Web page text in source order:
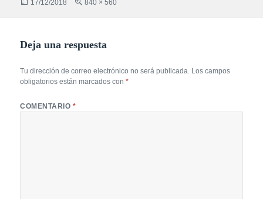
17/12/2018 840 × 560
Deja una respuesta
Tu dirección de correo electrónico no será publicada. Los campos
obligatorios están marcados con*
COMENTARIO *